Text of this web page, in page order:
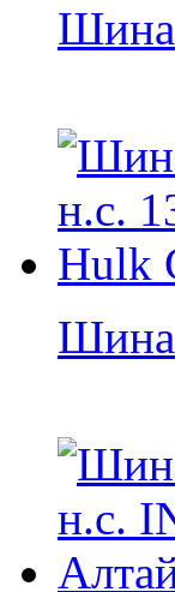
Шина
Шина